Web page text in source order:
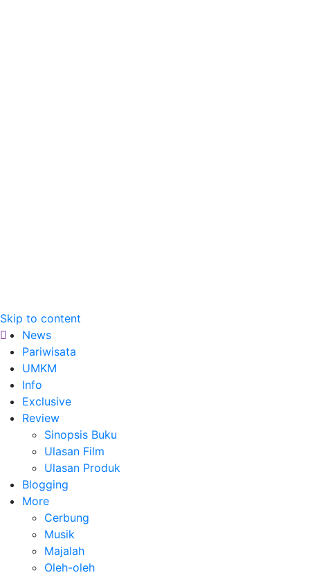
Skip to content
News
Pariwisata
UMKM
Info
Exclusive
Review
Sinopsis Buku
Ulasan Film
Ulasan Produk
Blogging
More
Cerbung
Musik
Majalah
Oleh-oleh